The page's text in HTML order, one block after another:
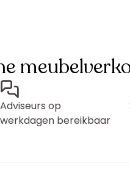
Adviseurs op
werkdagen bereikbaar